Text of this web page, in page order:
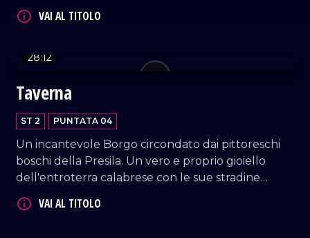
28:12
Taverna
ST 2 PUNTATA 04
Un incantevole Borgo circondato dai pittoreschi
boschi della Presila. Un vero e proprio gioiello
dell'entroterra calabrese con le sue stradine
acciottolate ed il suo patrimonio storico.
VAI AL TITOLO